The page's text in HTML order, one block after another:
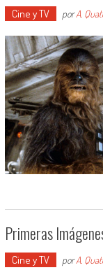
Cine y TV porA.
Primeras
Cine y TV porA.